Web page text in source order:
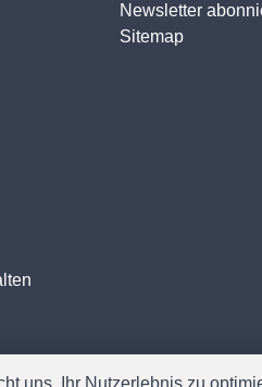
Newsletter
Sitemap
uns, Ihr Nutzerlebnis zu